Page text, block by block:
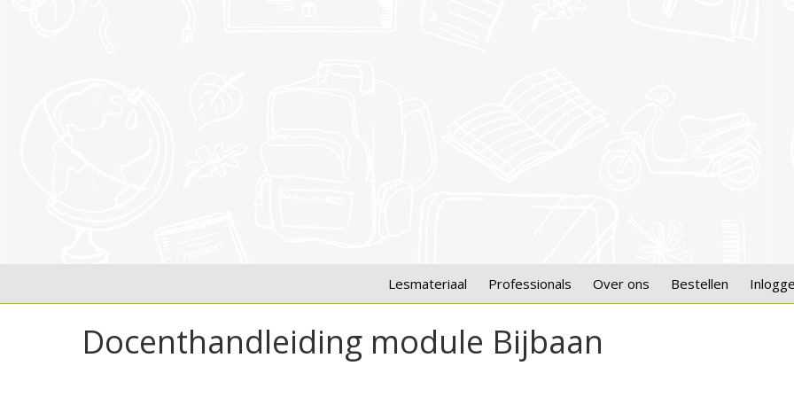
Lesmateriaal Professionals Over ons Bestellen
Docenthandleiding module Bijbaan